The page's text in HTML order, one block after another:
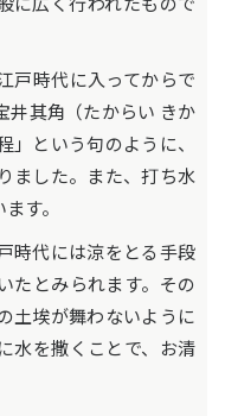
戸時代に入ってからで
井其角（たからい きか
という句のように、
ました。また、打ち水
す。
時代には涼をとる手段
たとみられます。その
土埃が舞わないように
水を撒くことで、お清